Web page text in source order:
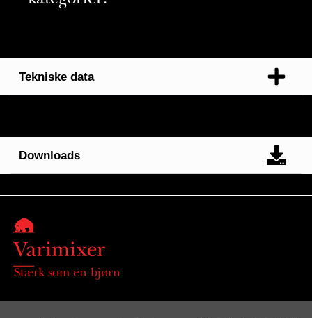
Tekniske data
Downloads
Stærk som en bjørn